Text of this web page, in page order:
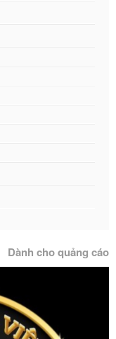
Dành cho quảng cáo